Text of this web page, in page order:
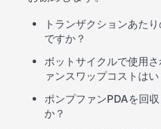
トランザクションあた
ですか？
ボットサイクルで使用
ァンスワップコストは
ポンプファンPDAを回
か？